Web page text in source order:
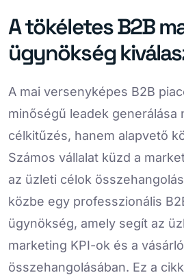
A tökéletes B2B
ügynökség
A mai versenyképes B2B
minőségű leadek generálása
célkitűzés, hanem alapvető
Számos vállalat küzd a
az üzleti célok
közbe egy professzionális
ügynökség, amely segít az
marketing KPI-ok és a
összehangolásában. Ez a